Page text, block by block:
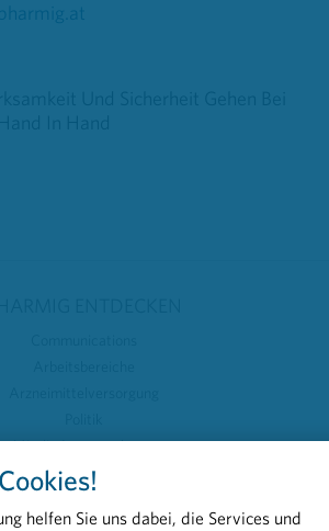
Mitgliedsunternehmen
AKTUELLES
Medikamentenversorgung und Standort
helfen Sie uns dabei, die Services und